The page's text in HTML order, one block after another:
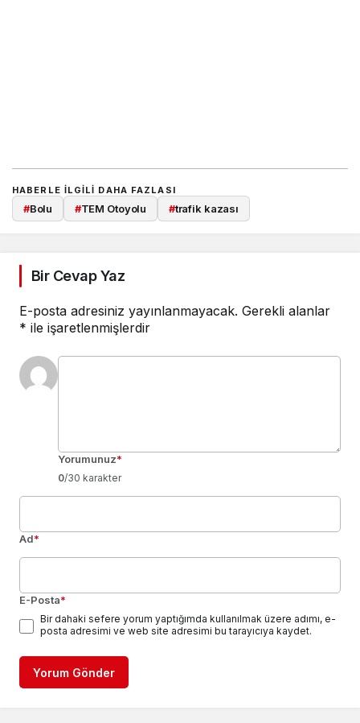
HABERLE ILGILI DAHA FAZLASI
#Bolu #TEM Otoyolu #trafik kazası
Bir Cevap Yaz
E-posta adresiniz yayınlanmayacak. Gerekli alanlar
* ile işaretlenmişlerdir
Yorumunuz*
0/30 karakter
Ad*
E-Posta*
Bir dahaki sefere yorum yaptığımda kullanılmak üzere adımı, e-
posta adresimi ve web site adresimi bu tarayıcıya kaydet.
Yorum Gönder